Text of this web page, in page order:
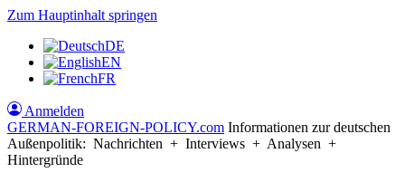
Zum Hauptinhalt springen
DE
EN
FR
Anmelden
GERMAN-FOREIGN-POLICY.com Informationen zur deutschen
Außenpolitik: Nachrichten + Interviews + Analysen +
Hintergründe